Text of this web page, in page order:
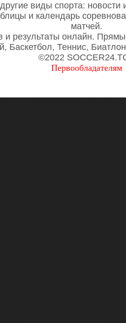
виды спорта: новости
и календарь
матчей.
и результаты онлайн.
Баскетбол, Теннис,
©2022
Первообладателям